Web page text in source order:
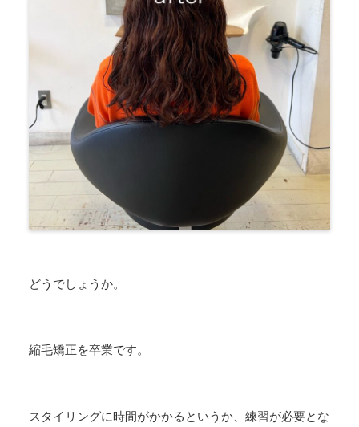
どうでしょうか。
縮毛矯正を卒業です。
スタイリングに時間がかかるというか、練習が必要とな